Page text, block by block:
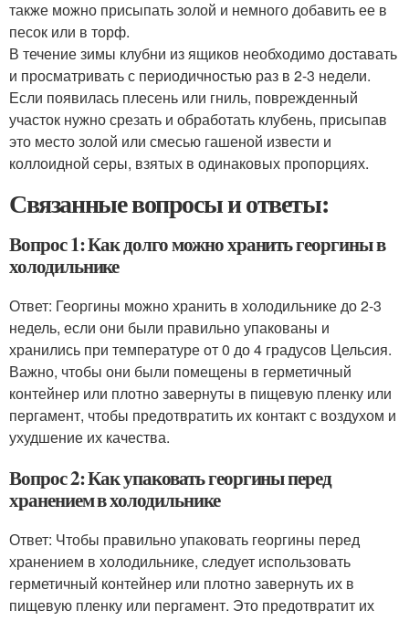
также можно присыпать золой и немного добавить ее в
песок или в торф.
В течение зимы клубни из ящиков необходимо доставать
и просматривать с периодичностью раз в 2-3 недели.
Если появилась плесень или гниль, поврежденный
участок нужно срезать и обработать клубень, присыпав
это место золой или смесью гашеной извести и
коллоидной серы, взятых в одинаковых пропорциях.
Связанные вопросы и ответы:
Вопрос 1: Как долго можно хранить георгины в
холодильнике
Ответ: Георгины можно хранить в холодильнике до 2-3
недель, если они были правильно упакованы и
хранились при температуре от 0 до 4 градусов Цельсия.
Важно, чтобы они были помещены в герметичный
контейнер или плотно завернуты в пищевую пленку или
пергамент, чтобы предотвратить их контакт с воздухом и
ухудшение их качества.
Вопрос 2: Как упаковать георгины перед
хранением в холодильнике
Ответ: Чтобы правильно упаковать георгины перед
хранением в холодильнике, следует использовать
герметичный контейнер или плотно завернуть их в
пищевую пленку или пергамент. Это предотвратит их